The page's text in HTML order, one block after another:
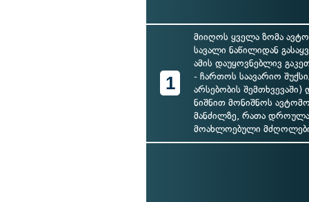
1
მიიღოს ყველა ზომა
სავალი ნაწილიდან
ამის დაუყოვნებლივ
- ჩართოს საავარიო
არსებობის შემთხვევაში)
ნიშნით მონიშნოს
მანძილზე, რათა
მოახლოებული